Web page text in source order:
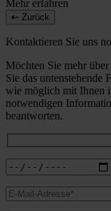
Mehr erfahren
Zurück
Kontaktieren Sie uns
Möchten Sie mehr
Sie das untenstehende
wie möglich mit Ihnen
notwendigen
beantworten.